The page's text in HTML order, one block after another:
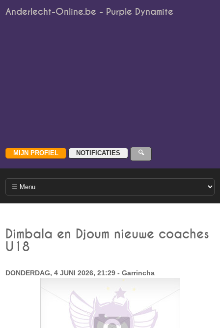
Anderlecht-Online.be - Purple Dynamite
Dimbala en Djoum nieuwe coaches
U18
DONDERDAG, 4 JUNI 2026, 21:29 - Garrincha